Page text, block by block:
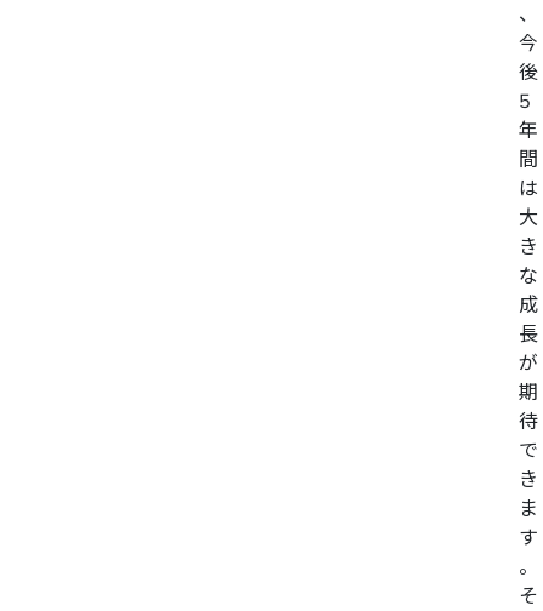
、
今
後
5
年
間
は
大
き
な
成
長
が
期
待
で
き
ま
す
。
そ